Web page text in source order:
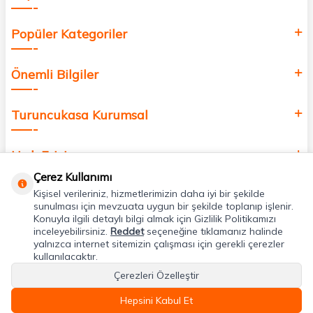
Popüler Kategoriler
Önemli Bilgiler
Turuncukasa Kurumsal
Hızlı Erişim
Uygulamalarımız
Adres & İletişim
Çerez Kullanımı
Kişisel verileriniz, hizmetlerimizin daha iyi bir şekilde
sunulması için mevzuata uygun bir şekilde toplanıp işlenir.
Konuyla ilgili detaylı bilgi almak için Gizlilik Politikamızı
inceleyebilirsiniz. Reddetseçeneğine tıklamanız halinde
yalnızca internet sitemizin çalışması için gerekli çerezler
kullanılacaktır.
Çerezleri Özelleştir
Hepsini Kabul Et